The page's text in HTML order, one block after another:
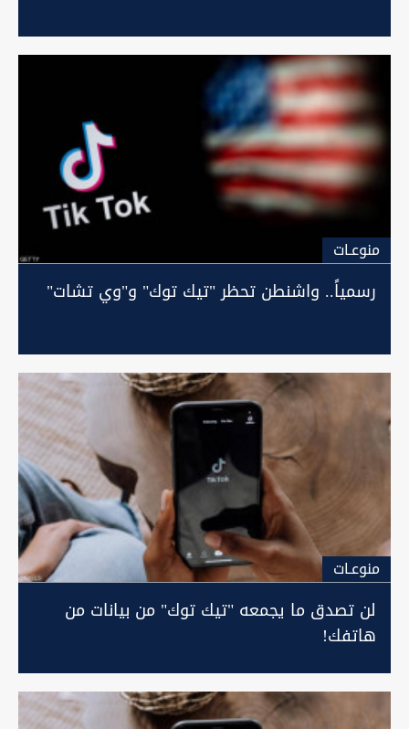
منوعـات
رسمياً.. واشنطن تحظر "تيك توك" و"وي تشات"
منوعـات
لن تصدق ما يجمعه "تيك توك" من بيانات من
هاتفك!